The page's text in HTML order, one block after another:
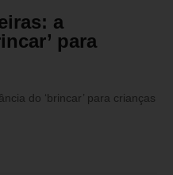
a
para
do ‘brincar’ para crianças